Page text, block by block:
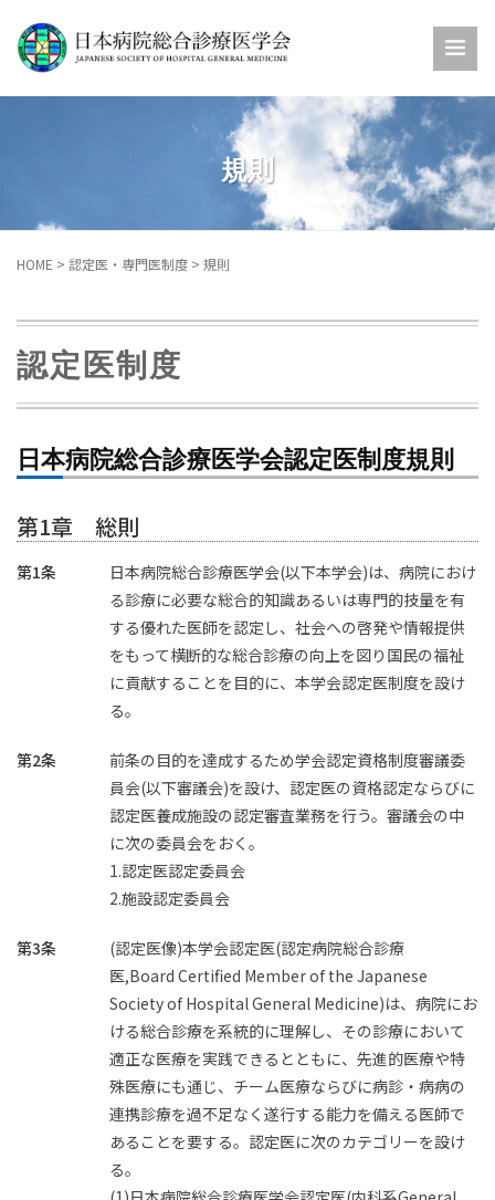
規則
HOME > 認定医・専門医制度 > 規則
認定医制度
日本病院総合診療医学会認定医制度規則
第1章 総則
第1条
日本病院総合診療医学会(以下本学会)は、病院におけ
る診療に必要な総合的知識あるいは専門的技量を有
する優れた医師を認定し、社会への啓発や情報提供
をもって横断的な総合診療の向上を図り国民の福祉
に貢献することを目的に、本学会認定医制度を設け
る。
第2条
前条の目的を達成するため学会認定資格制度審議委
員会(以下審議会)を設け、認定医の資格認定ならびに
認定医養成施設の認定審査業務を行う。審議会の中
に次の委員会をおく。
1.認定医認定委員会
2.施設認定委員会
第3条
(認定医像)本学会認定医(認定病院総合診療
医,Board Certified Member of the Japanese
Society of Hospital General Medicine)は、病院にお
ける総合診療を系統的に理解し、その診療において
適正な医療を実践できるとともに、先進的医療や特
殊医療にも通じ、チーム医療ならびに病診・病病の
連携診療を過不足なく遂行する能力を備える医師で
あることを要する。認定医に次のカテゴリーを設け
る。